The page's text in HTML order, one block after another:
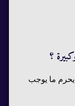
؟
ما يوجب